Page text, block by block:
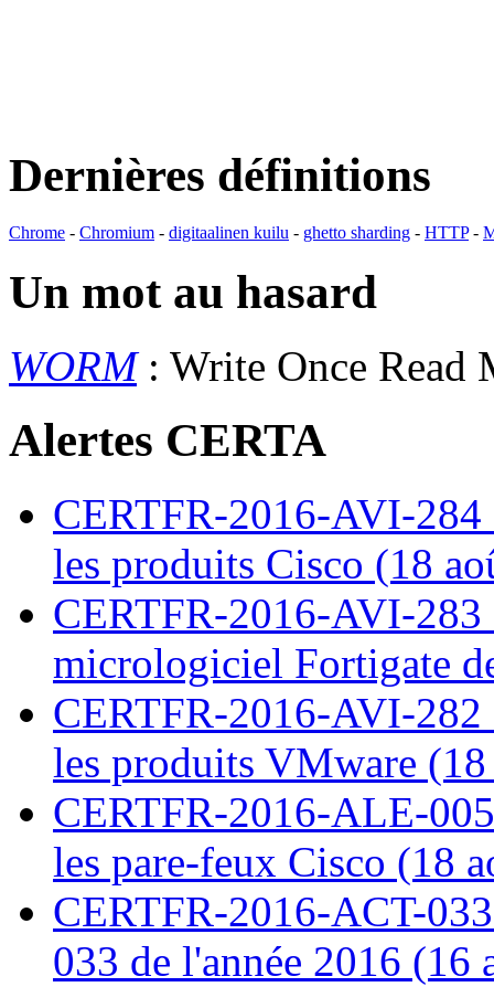
Dernières définitions
Chrome - Chromium - digitaalinen kuilu - ghetto sharding - HTTP-
Un mot au hasard
WORM: Write Once Read
Alertes CERTA
CERTFR-2016-AVI-
les produits Cisco (18
CERTFR-2016-AVI-
micrologiciel Fortigate
CERTFR-2016-AVI-
les produits VMware
CERTFR-2016-ALE-
les pare-feux Cisco (18
CERTFR-2016-ACT-
033 de l'année 2016 (16